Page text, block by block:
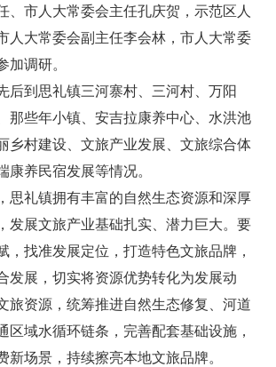
、市人大常委会主任孔庆贺，示范区人
人大常委会副主任李会林，市人大常委
加调研。
后到思礼镇三河寨村、三河村、万阳
那些年小镇、安吉拉康养中心、水洪池
乡村建设、文旅产业发展、文旅综合体
康养民宿发展等情况。
思礼镇拥有丰富的自然生态资源和深厚
发展文旅产业基础扎实、潜力巨大。要
，找准发展定位，打造特色文旅品牌，
发展，切实将资源优势转化为发展动
旅资源，统筹推进自然生态修复、河道
区域水循环链条，完善配套基础设施，
新场景，持续擦亮本地文旅品牌。